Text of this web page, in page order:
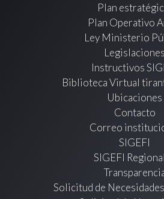
Plan
Plan Operativo
Ley Ministerio
Legislaciones
Instructivos
Biblioteca Virtual
Ubicaciones
Contacto
Correo
SIGEFI
SIGEFI
Solicitud de